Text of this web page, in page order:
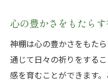
心の豊かさをもたら
神棚は心の豊かさをもた
通じて日々の祈りをする
感を育むことができます